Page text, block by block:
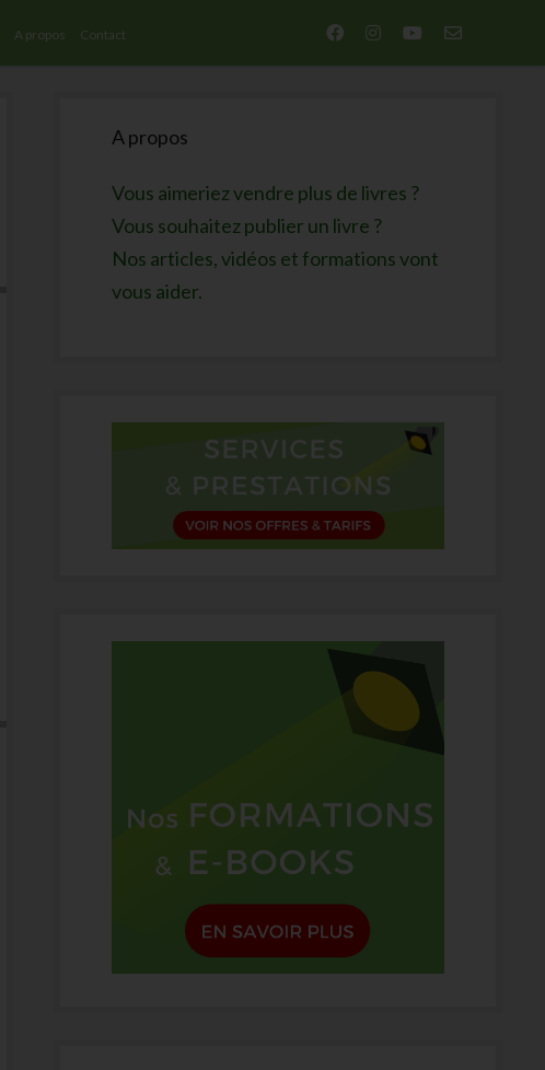
A propos Contact facebookinstagram
youtubeemail-
Sidebar
A propos
Vous aimeriez vendre plus de livres ?
Vous souhaitez publier un livre ?
Nos articles, vidéos et formations vont
vous aider.